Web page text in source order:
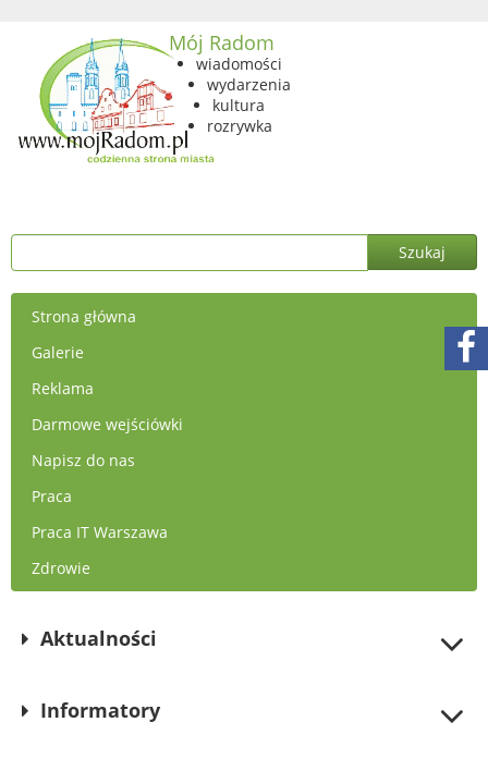
Mój Radom
wiadomości
wydarzenia
kultura
rozrywka
Strona główna
Galerie
Reklama
Darmowe wejściówki
Napisz do nas
Praca
Praca IT Warszawa
Zdrowie
Aktualności
Informatory